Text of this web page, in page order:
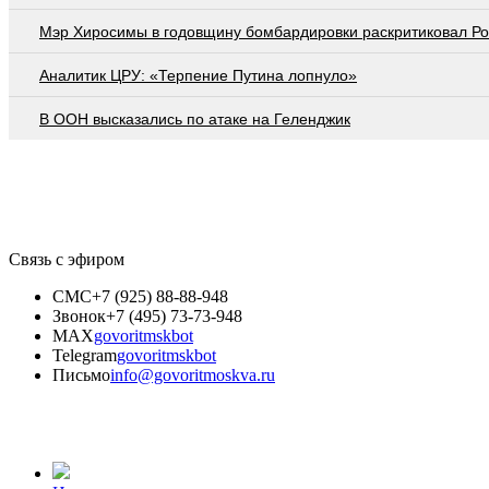
Мэр Хиросимы в годовщину бомбардировки раскритиковал
Аналитик ЦРУ: «Терпение Путина лопнуло»
В ООН высказались по атаке на Геленджик
Связь с эфиром
СМС+7 (925) 88-88-948
Звонок+7 (495) 73-73-948
MAXgovoritmskbot
Telegramgovoritmskbot
Письмоinfo@govoritmoskva.ru